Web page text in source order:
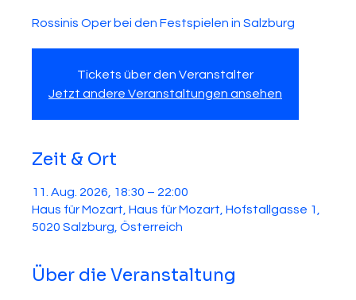
Rossinis Oper bei den Festspielen in Salzburg
Tickets über den Veranstalter
Jetzt andere Veranstaltungen ansehen
Zeit & Ort
11. Aug. 2026, 18:30 – 22:00
Haus für Mozart, Haus für Mozart, Hofstallgasse 1,
5020 Salzburg, Österreich
Über die Veranstaltung